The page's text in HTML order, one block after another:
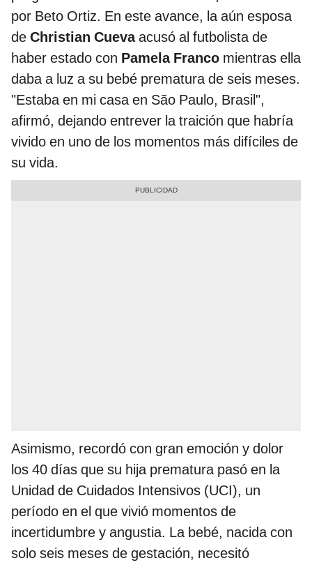
por Beto Ortiz. En este avance, la aún esposa
de Christian Cuevaacusó al futbolista de
haber estado con Pamela Franco mientras ella
daba a luz a su bebé prematura de seis meses.
"Estaba en mi casa en São Paulo, Brasil",
afirmó, dejando entrever la traición que habría
vivido en uno de los momentos más difíciles de
su vida.
Asimismo, recordó con gran emoción y dolor
los 40 días que su hija prematura pasó en la
Unidad de Cuidados Intensivos (UCI), un
período en el que vivió momentos de
incertidumbre y angustia. La bebé, nacida con
solo seis meses de gestación, necesitó